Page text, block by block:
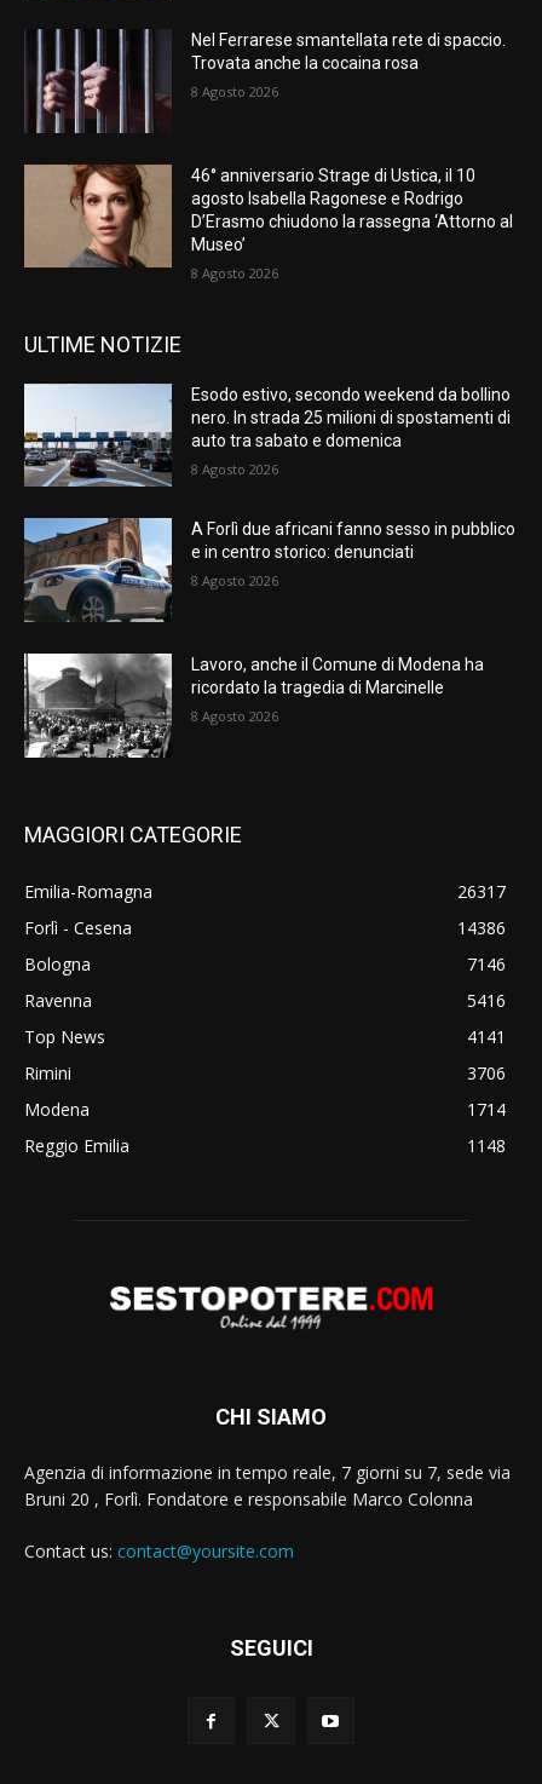
Nel Ferrarese smantellata rete di spaccio.
Trovata anche la cocaina rosa
8 Agosto 2026
46° anniversario Strage di Ustica, il 10
agosto Isabella Ragonese e Rodrigo
D’Erasmo chiudono la rassegna ‘Attorno al
Museo’
8 Agosto 2026
ULTIME NOTIZIE
Esodo estivo, secondo weekend da bollino
nero. In strada 25 milioni di spostamenti di
auto tra sabato e domenica
8 Agosto 2026
A Forlì due africani fanno sesso in pubblico
e in centro storico: denunciati
8 Agosto 2026
Lavoro, anche il Comune di Modena ha
ricordato la tragedia di Marcinelle
8 Agosto 2026
MAGGIORI CATEGORIE
Emilia-Romagna
26317
Forlì - Cesena
14386
Bologna
7146
Ravenna
5416
Top News
4141
Rimini
3706
Modena
1714
Reggio Emilia
1148
CHI SIAMO
Agenzia di informazione in tempo reale, 7 giorni su 7, sede via
Bruni 20 , Forlì. Fondatore e responsabile Marco Colonna
Contact us: contact@yoursite.com
SEGUICI